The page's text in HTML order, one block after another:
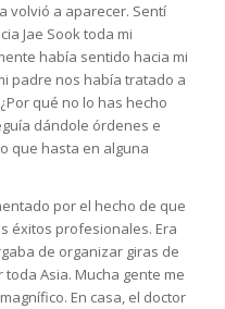
volvió a aparecer. Sentí
Jae Sook toda mi
había sentido hacia mi
padre nos había tratado a
qué no lo has hecho
dándole órdenes e
que hasta en alguna
por el hecho de que
éxitos profesionales. Era
de organizar giras de
Asia. Mucha gente me
En casa, el doctor